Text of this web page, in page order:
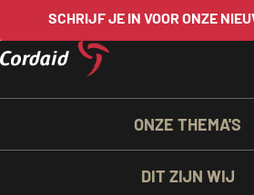
SCHRIJF JE IN VOOR ONZE
BELANGRIJKE
LINKS
ONZE THEMA'S
DIT ZIJN WIJ